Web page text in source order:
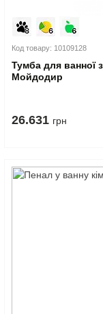
Код товару: 10109128
Тумба для ванної
Мойдодир
26.631 грн